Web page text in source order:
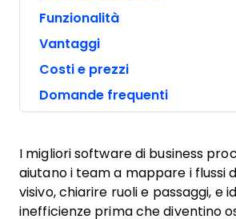
Funzionalità
Vantaggi
Costi e prezzi
Domande frequenti
I migliori software di business
aiutano i team a mappare i flussi
visivo, chiarire ruoli e passaggi, e
inefficienze prima che diventino